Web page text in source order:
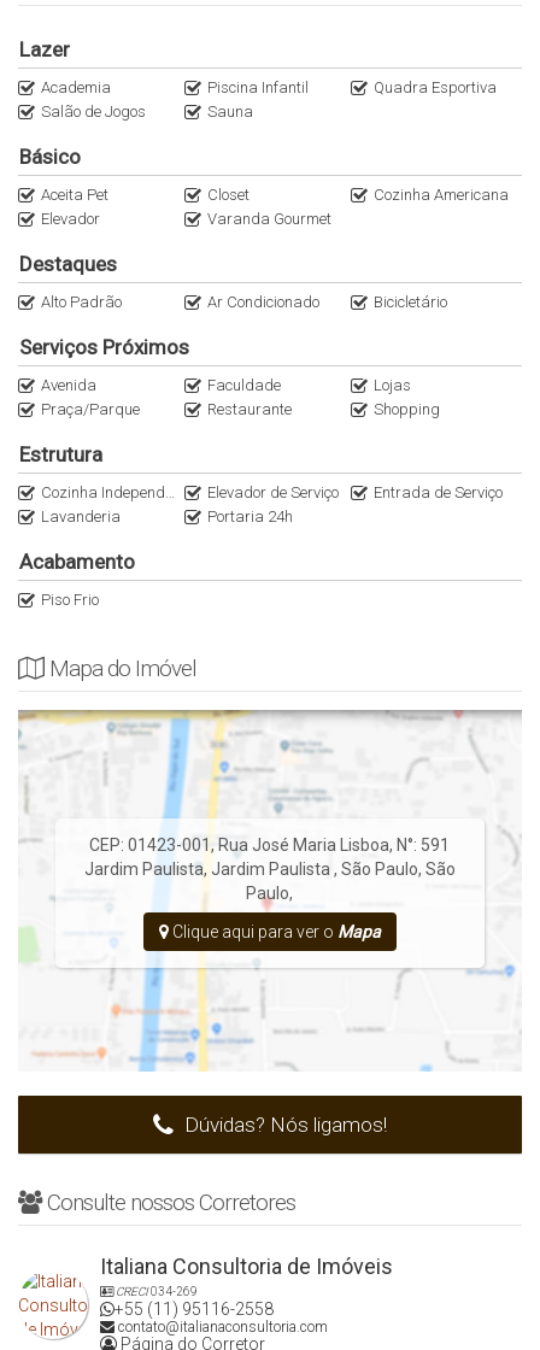
oportunidades no nosso Instagram @Italianaconsultoria.
Preço e disponibilidade do imóvel sujeitos a alteração sem aviso
prévio!
Lazer
Academia Piscina Infantil
Quadra Esportiva
Salão de Jogos
Sauna
Básico
Aceita Pet Closet
Cozinha Americana
Elevador
Varanda Gourmet
Destaques
Alto Padrão Ar Condicionado Bicicletário
Serviços Próximos
Avenida Faculdade
Lojas
Praça/Parque
Restaurante Shopping
Estrutura
Cozinha Independente Elevador de Serviço
Entrada de Serviço
Lavanderia
Portaria 24h
Acabamento
Piso Frio
Mapa do Imóvel
CEP: 01423-001, Rua José Maria Lisboa, N°: 591
Jardim Paulista, Jardim Paulista , São Paulo, São
Paulo,
Clique aqui para ver o Mapa
Dúvidas? Nós ligamos!
Consulte nossos Corretores
Italiana Consultoria de Imóveis
CRECI034-269
+55 (11) 95116-2558
contato@italianaconsultoria.com
Página do Corretor